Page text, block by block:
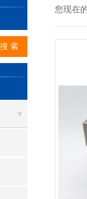
您现在